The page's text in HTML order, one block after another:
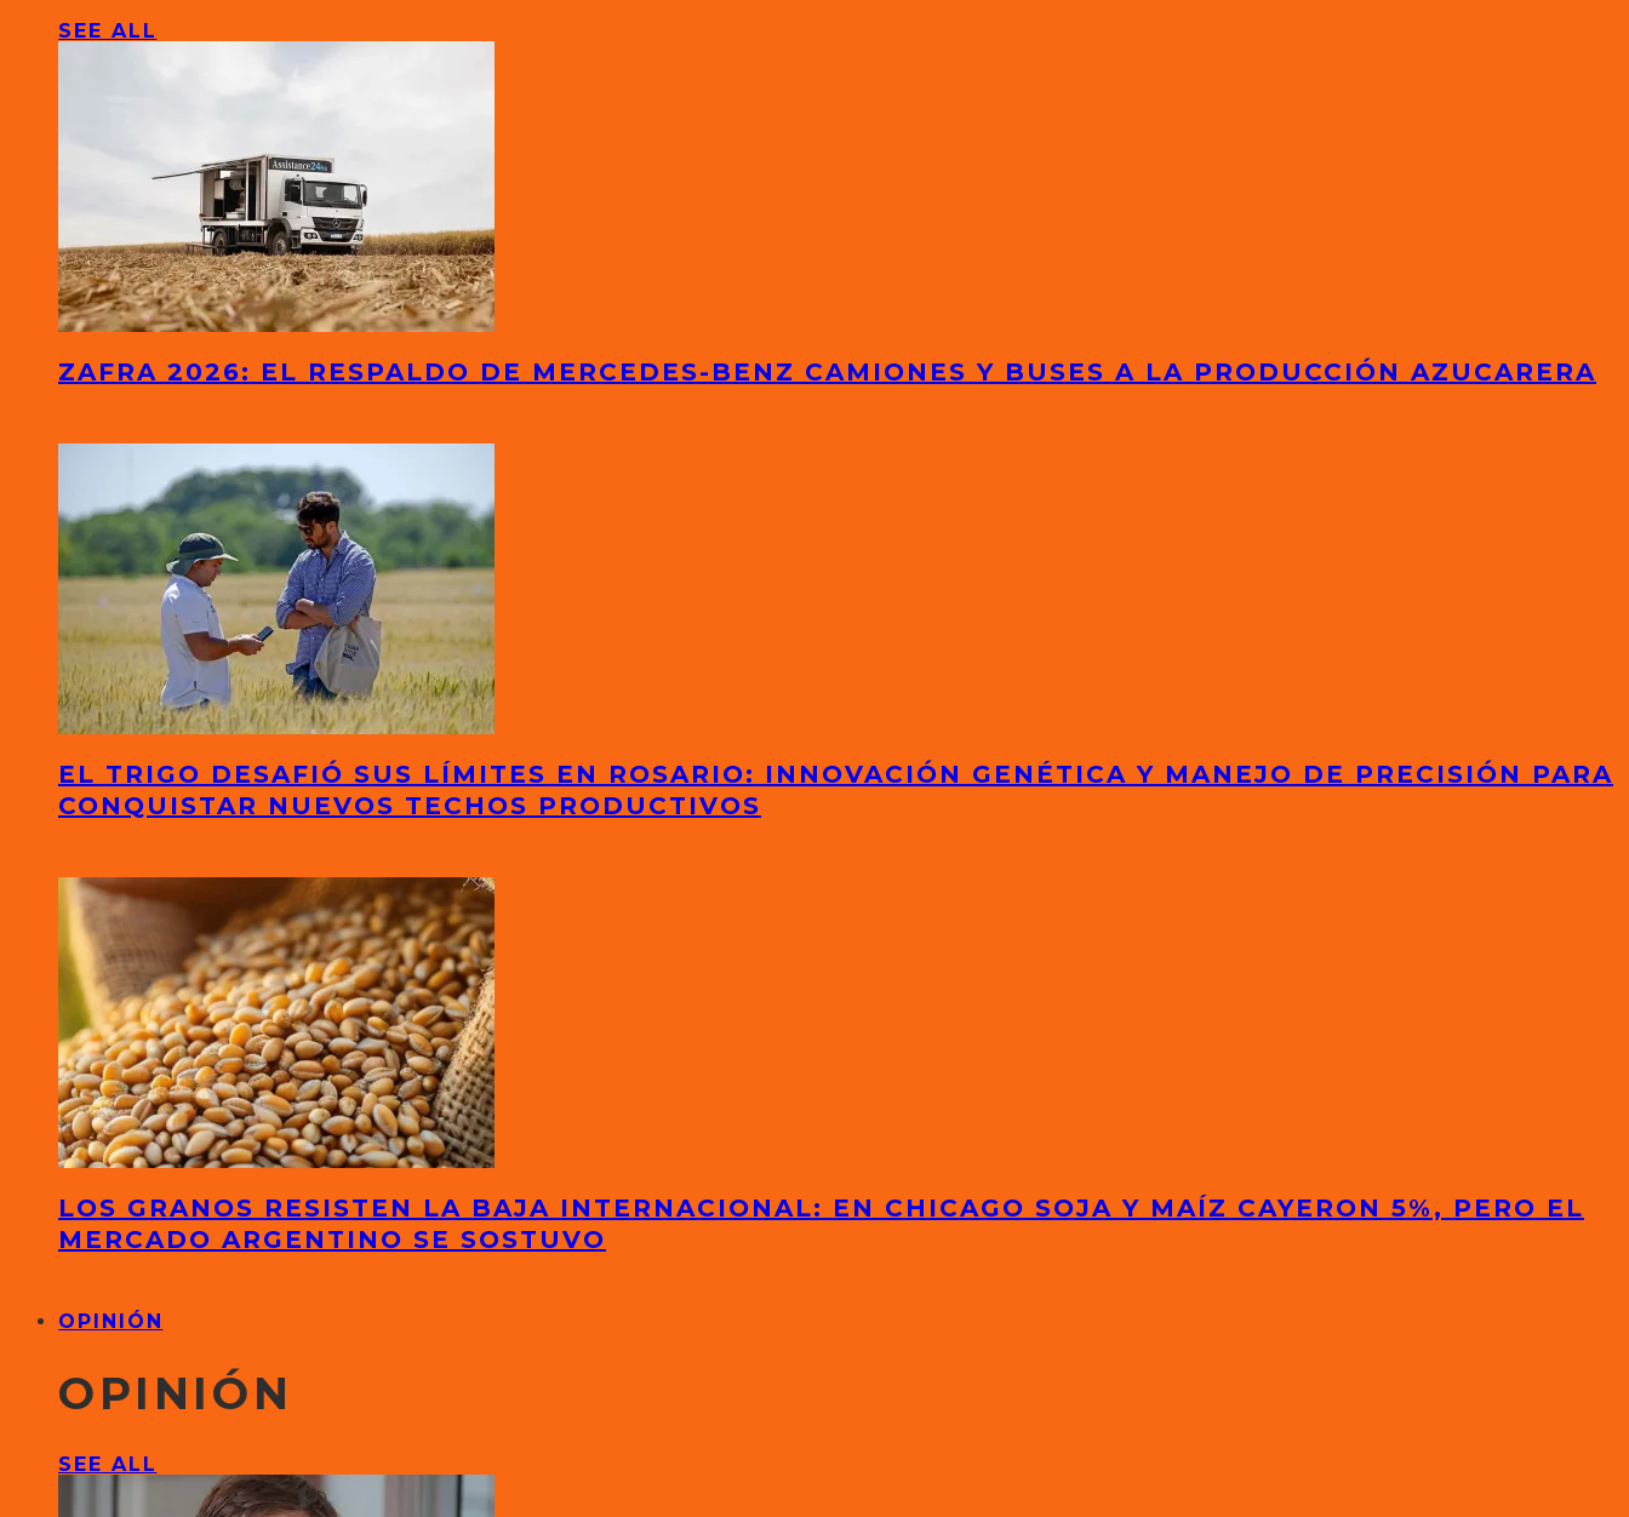
SEE ALL
ZAFRA 2026: EL RESPALDO DE MERCEDES-BENZ CAMIONES Y BUSES A LA PRODUCCIÓN AZUCARERA
EL TRIGO DESAFIÓ SUS LÍMITES EN ROSARIO: INNOVACIÓN GENÉTICA Y MANEJO DE PRECISIÓN PARA
CONQUISTAR NUEVOS TECHOS PRODUCTIVOS
LOS GRANOS RESISTEN LA BAJA INTERNACIONAL: EN CHICAGO SOJA Y MAÍZ CAYERON 5%, PERO EL
MERCADO ARGENTINO SE SOSTUVO
OPINIÓN
OPINIÓN
SEE ALL